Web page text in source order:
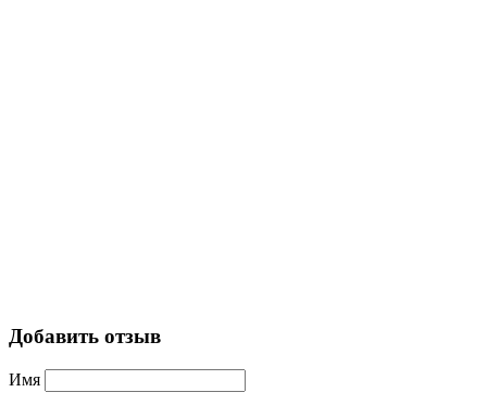
Добавить отзыв
Имя